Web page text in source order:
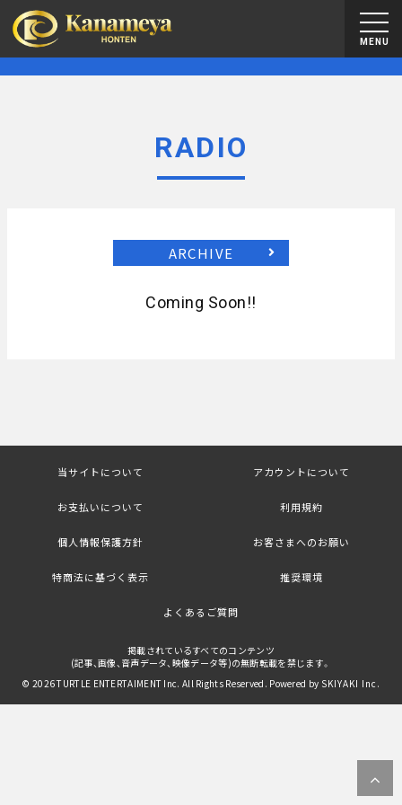
MENU
RADIO
ARCHIVE
Coming Soon!!
当サイトについて アカウントについて
お支払いについて 利用規約
個人情報保護方針 お客さまへのお願い
特商法に基づく表示 推奨環境
よくあるご質問
掲載されているすべてのコンテンツ
(記事、画像、音声データ、映像データ等)の無断転載を禁じます。
© 2026 TURTLE ENTERTAIMENT Inc. All Rights Reserved. Powered by SKIYAKI Inc.